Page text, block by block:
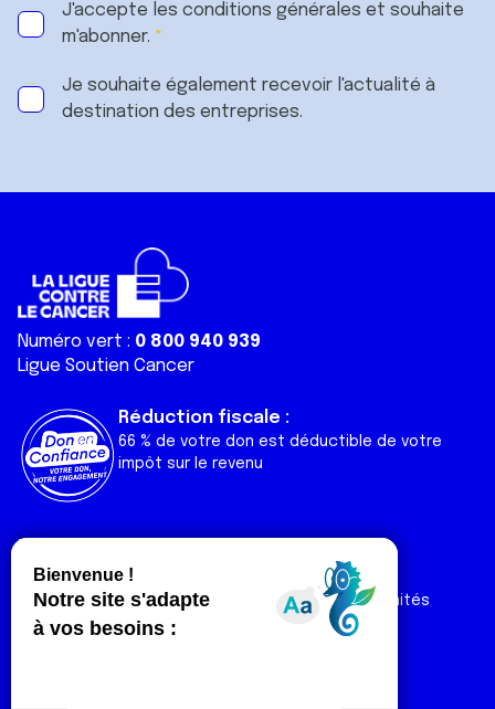
J'accepte les conditions générales et souhaite
m'abonner.
Je souhaite également recevoir l'actualité à
destination des entreprises.
Numéro vert : 0 800 940 939
Ligue Soutien Cancer
Réduction fiscale :
66 % de votre don est déductible de votre
impôt sur le revenu
Liens utiles
Nos actualités
Nos publications
Contact
Espace Ligue & comités
Espace chercheur